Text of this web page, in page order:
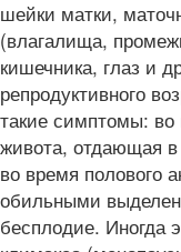
шейки матки,
(влагалища,
кишечника, глаз и
репродуктивного
такие симптомы:
живота, отдающая
во время полового
обильными
бесплодие. Иногда